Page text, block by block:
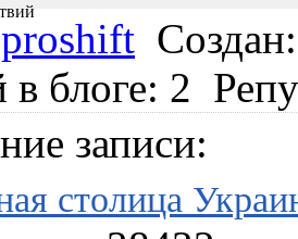
proshift
в блоге: 2
записи:
столица